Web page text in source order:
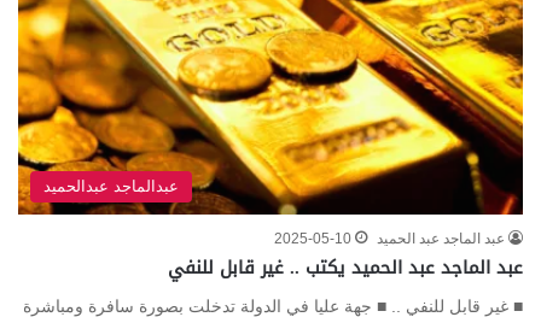
عبدالماجد عبدالحميد
عبد الماجد عبد الحميد 2025-05-10
عبد الماجد عبد الحميد يكتب .. غير قابل للنفي
■ غير قابل للنفي .. ■ جهة عليا في الدولة تدخلت بصورة سافرة ومباشرة